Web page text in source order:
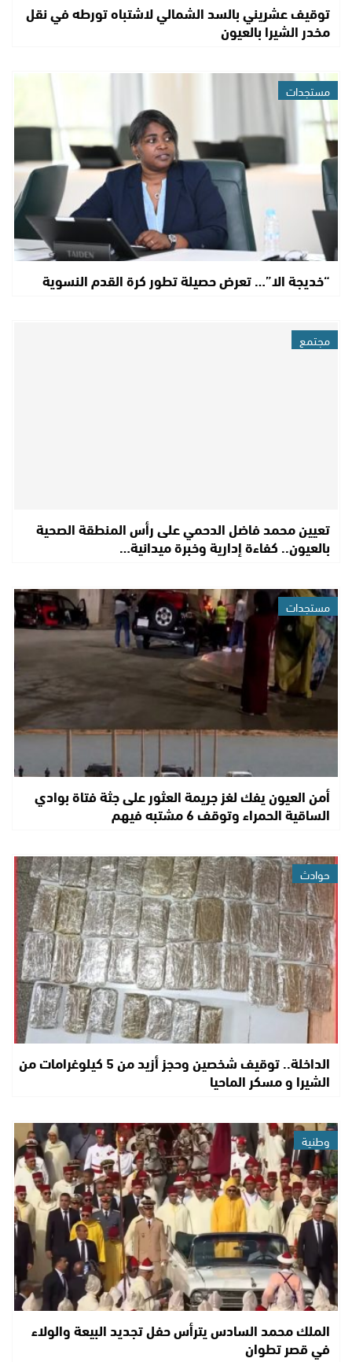
توقيف عشريني بالسد الشمالي لاشتباه تورطه في نقل
مخدر الشيرا بالعيون
مستجدات
“خديجة الا”… تعرض حصيلة تطور كرة القدم النسوية
مجتمع
تعيين محمد فاضل الدحمي على رأس المنطقة الصحية
بالعيون.. كفاءة إدارية وخبرة ميدانية…
مستجدات
أمن العيون يفك لغز جريمة العثور على جثة فتاة بوادي
الساقية الحمراء وتوقف 6 مشتبه فيهم
حوادث
الداخلة.. توقيف شخصين وحجز أزيد من 5 كيلوغرامات من
الشيرا و مسكر الماحيا
وطنية
الملك محمد السادس يترأس حفل تجديد البيعة والولاء
في قصر تطوان